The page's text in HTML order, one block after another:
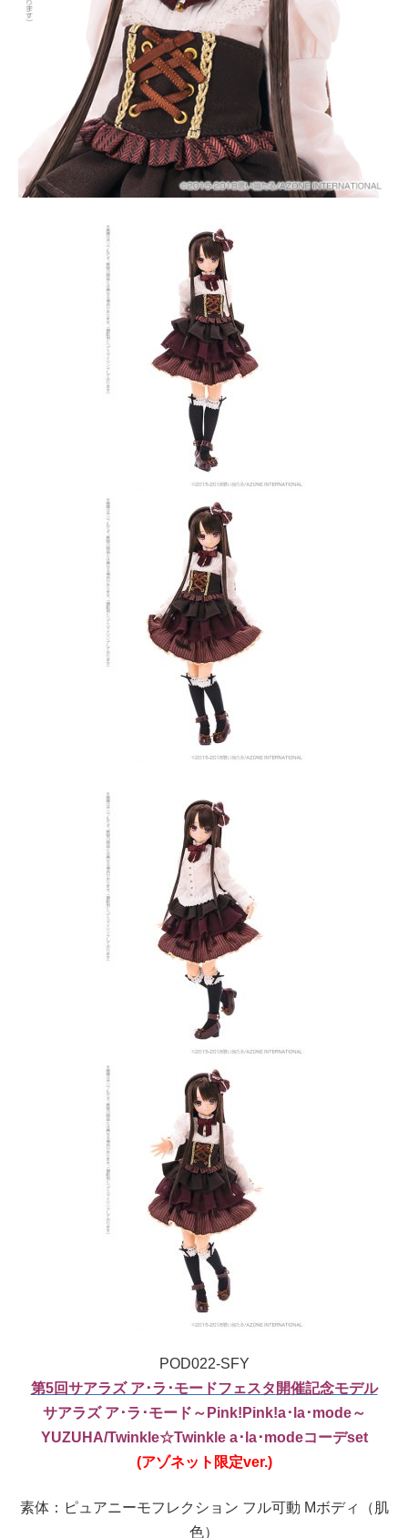
POD022-SFY
第5回サアラズ ア･ラ･モードフェスタ 開催記念モデル
サアラズ ア･ラ･モード ～Pink!Pink!a･la･mode～
YUZUHA/Twinkle☆Twinkle a･la･modeコーデset
(アゾネット限定ver.)
素体：ピュアニーモフレクション フル可動 Mボディ（肌
色）